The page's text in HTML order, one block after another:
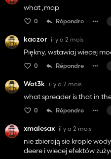
what ,map
0 Répondre
kaczor il y a 2 mois
Piękny, wstawiaj wiecej
0 Répondre
Wot3k il y a 2 mois
what spreader is that in
0 Répondre
xmalesax il y a 2 mois
nie zbierają sie krople
deere i wiecej efektów